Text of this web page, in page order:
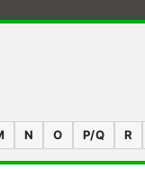
N O P/Q R